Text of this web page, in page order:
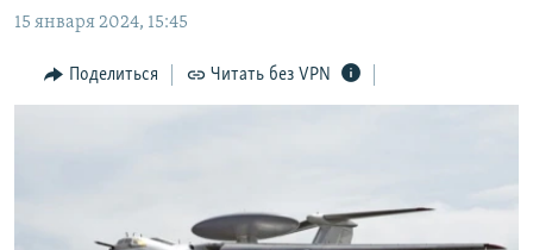
Вернутся
поиску
ИНТЕРАКТИВ
ИНФОГРАФИКА
ПОБЕДИТЕЛЕЙ НЕ СУДЯТ?
РАДІО СВОБОДА
КАК ОБОЙТИ БЛОКИРОВКУ
ПРИСОЕДИНЯЙТЕСЬ!
15 января 2024, 15:45
Поделиться Читать без VPN